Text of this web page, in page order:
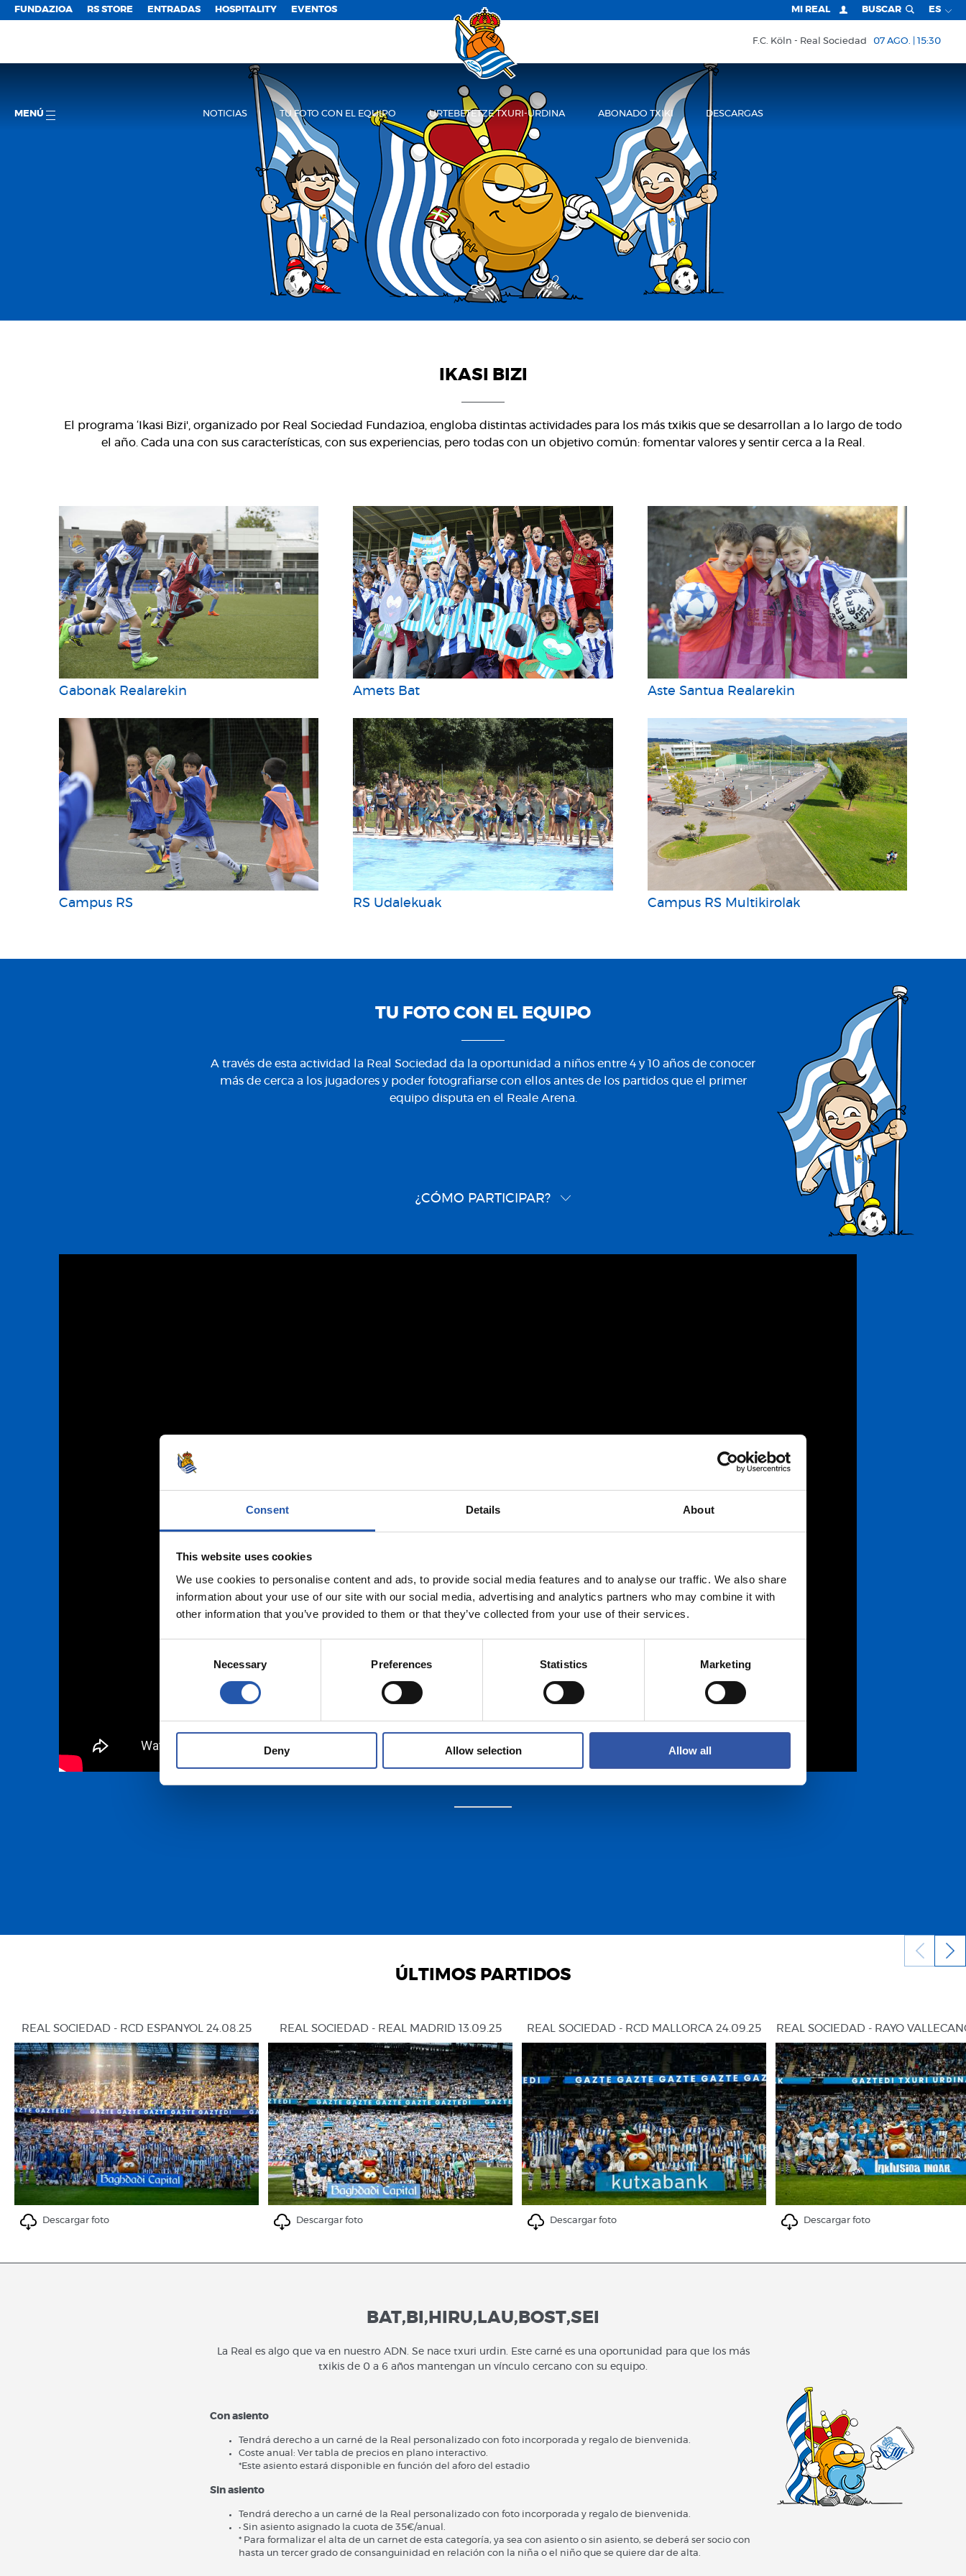
Consent Details About
This website uses cookies
We use cookies to personalise content and ads, to provide social media features and to analyse our traffic. We also share
information about your use of our site with our social media, advertising and analytics partners who may combine it with
other information that you’ve provided to them or that they’ve collected from your use of their services.
Necessary Preferences Statistics Marketing
Deny Allow selection Allow all
FUNDAZIOA RS STORE ENTRADAS HOSPITALITY EVENTOS MI REAL BUSCAR ES
F.C. Köln Real Sociedad 07 AGO. | 15:30
MENÚ NOTICIAS TU FOTO CON EL EQUIPO URTEBETETZE TXURI-URDINA ABONADO TXIKI DESCARGAS
IKASI BIZI
El programa ‘Ikasi Bizi', organizado por Real Sociedad Fundazioa, engloba distintas actividades para los más txikis que se desarrollan a lo largo de todo
el año. Cada una con sus características, con sus experiencias, pero todas con un objetivo común: fomentar valores y sentir cerca a la Real.
Gabonak Realarekin Amets Bat Aste Santua Realarekin
Campus RS RS Udalekuak Campus RS Multikirolak
TU FOTO CON EL EQUIPO
A través de esta actividad la Real Sociedad da la oportunidad a niños entre 4 y 10 años de conocer
más de cerca a los jugadores y poder fotografiarse con ellos antes de los partidos que el primer
equipo disputa en el Reale Arena.
¿CÓMO PARTICIPAR?
ÚLTIMOS PARTIDOS
REAL SOCIEDAD - RCD ESPANYOL 24.08.25
Descargar foto
REAL SOCIEDAD - REAL MADRID 13.09.25
Descargar foto
REAL SOCIEDAD - RCD MALLORCA 24.09.25
Descargar foto
REAL SOCIEDAD - RAYO
Descargar foto
BAT,BI,HIRU,LAU,BOST,SEI
La Real es algo que va en nuestro ADN. Se nace txuri urdin. Este carné es una oportunidad para que los más
txikis de 0 a 6 años mantengan un vínculo cercano con su equipo.
Con asiento
Tendrá derecho a un carné de la Real personalizado con foto incorporada y regalo de bienvenida.
Coste anual: Ver tabla de precios en plano interactivo.
*Este asiento estará disponible en función del aforo del estadio
Sin asiento
Tendrá derecho a un carné de la Real personalizado con foto incorporada y regalo de bienvenida.
• Sin asiento asignado la cuota de 35€/anual.
* Para formalizar el alta de un carnet de esta categoría, ya sea con asiento o sin asiento, se deberá ser socio con
hasta un tercer grado de consanguinidad en relación con la niña o el niño que se quiere dar de alta.